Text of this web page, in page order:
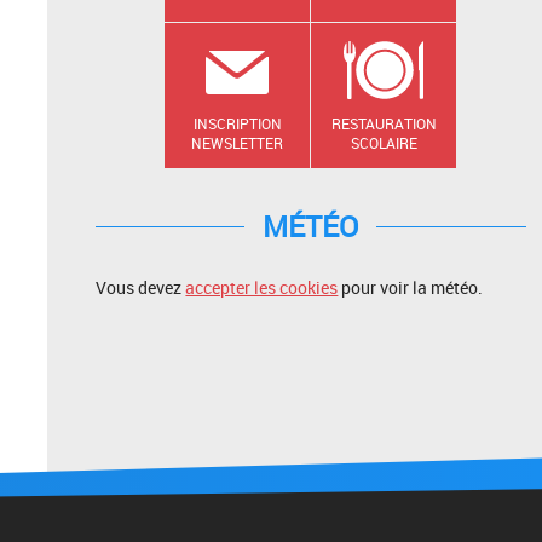
INSCRIPTION
NEWSLETTER
RESTAURATION
SCOLAIRE
MÉTÉO
Vous devezaccepter les cookies pour voir la météo.